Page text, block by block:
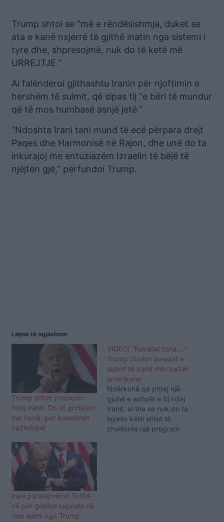
Trump shtoi se “më e rëndësishmja, duket se
ata e kanë nxjerrë të gjithë inatin nga sistemi i
tyre dhe, shpresojmë, nuk do të ketë më
URREJTJE.”
Ai falënderoi gjithashtu Iranin për njoftimin e
hershëm të sulmit, që sipas tij “e bëri të mundur
që të mos humbasë asnjë jetë.”
“Ndoshta Irani tani mund të ecë përpara drejt
Paqes dhe Harmonisë në Rajon, dhe unë do ta
inkurajoj me entuziazëm Izraelin të bëjë të
njëjtën gjë,” përfundoi Trump.
Lajme të ngjashme:
Trump shton presionin
ndaj Iranit: Do të godasim
me forcë, por bisedimet
vazhdojnë
VIDEO/ “Raketat tona….”:
Trump zbulon pasojat e
sulmit të Iranit mbi bazat
amerikane
Ndërkohë që pritej një
gjuhë e ashpër e tij ndaj
Iranit, ai tha se nuk do ta
lejonin këtë shtet të
zhvillonte një program
Irani paralajmëron SHBA-
në për goditje rajonale në
rast sulmi nga Trump